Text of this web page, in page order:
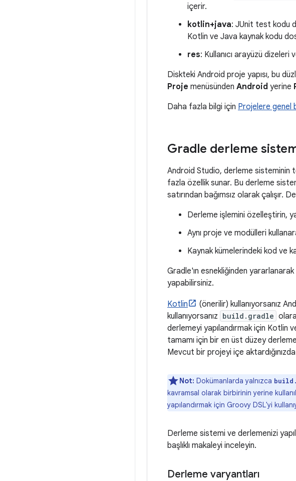
içerir.
kotlin+java: JUnit test kodu
Kotlin ve Java kaynak kodu
res: Kullanıcı arayüzü dizeleri
Diskteki Android proje yapısı, bu
Proje menüsünden Android yerine
Daha fazla bilgi için Projelere genel
Gradle derleme
Android Studio, derleme sisteminin
fazla özellik sunar. Bu derleme
satırından bağımsız olarak çalışır.
Derleme işlemini özelleştirin,
Aynı proje ve modülleri
Kaynak kümelerindeki kod ve
Gradle'ın esnekliğinden
yapabilirsiniz.
Kotlin (önerilir) kullanıyorsanız
kullanıyorsanız build.gradle
derlemeyi yapılandırmak için Kotlin
tamamı için bir en üst düzey
Mevcut bir projeyi içe
Not: Dokümanlarda yalnızca
kavramsal olarak birbirinin yerine
yapılandırmak için Groovy DSL'yi
Derleme sistemi ve derlemenizi
başlıklı makaleyi inceleyin.
Derleme varyantları